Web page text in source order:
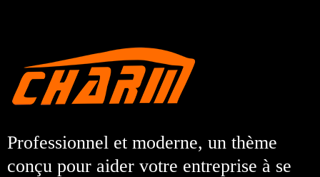
Professionnel et moderne, un thème
conçu pour aider votre entreprise à se